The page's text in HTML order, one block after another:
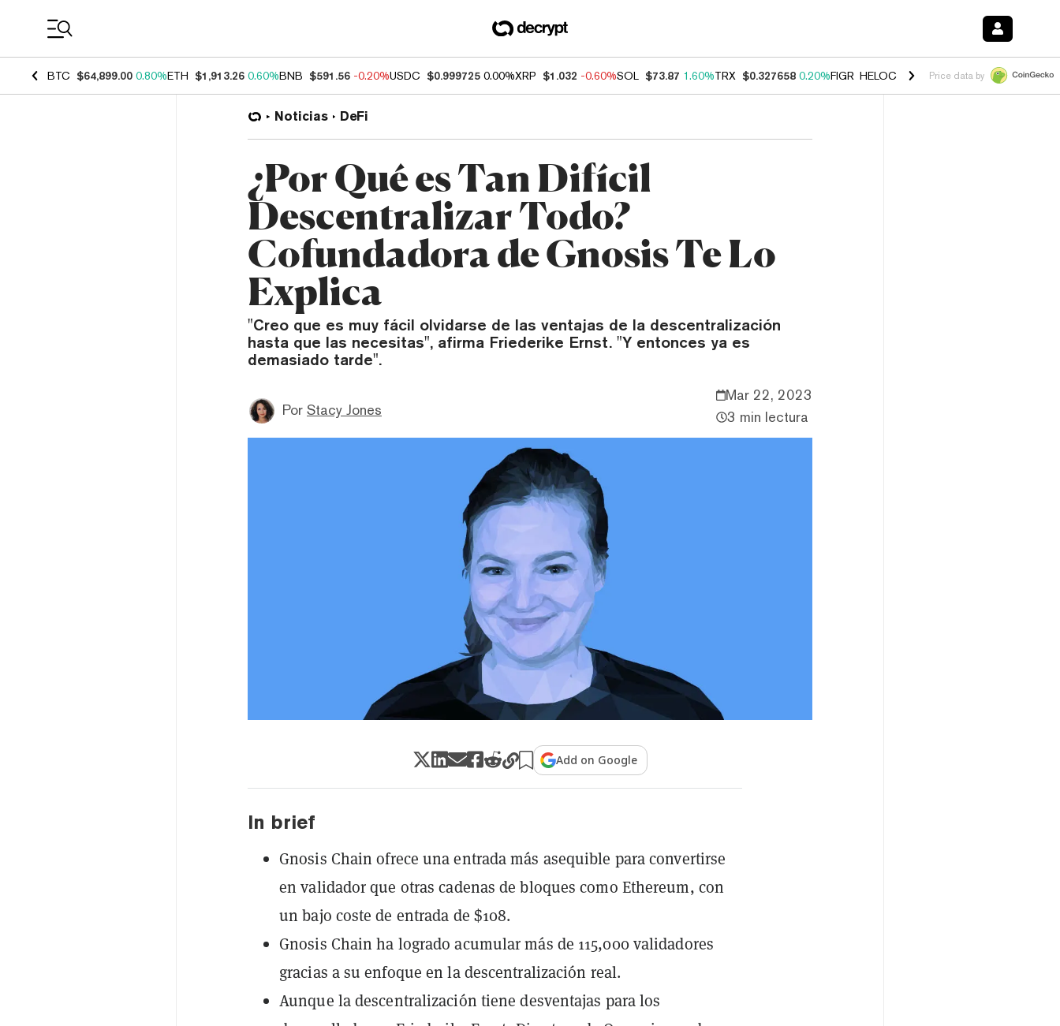
BTC $64,899.00 0.80%ETH $1,913.26 0.60%BNB $591.56 -0.20%USDC $0.999725 0.00%XRP $1.032 -0.60%SOL $73.87 1.60%TRX $0.327658 0.20%FIGR_HELOC $1.023 -1.20%HYPE $54.18 -
Price data by
Noticias DeFi
¿Por Qué es Tan Difícil
Descentralizar Todo?
Cofundadora de Gnosis Te Lo
Explica
"Creo que es muy fácil olvidarse de las ventajas de la descentralización
hasta que las necesitas", afirma Friederike Ernst. "Y entonces ya es
demasiado tarde".
Por Stacy Jones
Mar 22, 2023
3 min lectura
Add on Google
In brief
Gnosis Chain ofrece una entrada más asequible para convertirse
en validador que otras cadenas de bloques como Ethereum, con
un bajo coste de entrada de $108.
Gnosis Chain ha logrado acumular más de 115,000 validadores
gracias a su enfoque en la descentralización real.
Aunque la descentralización tiene desventajas para los